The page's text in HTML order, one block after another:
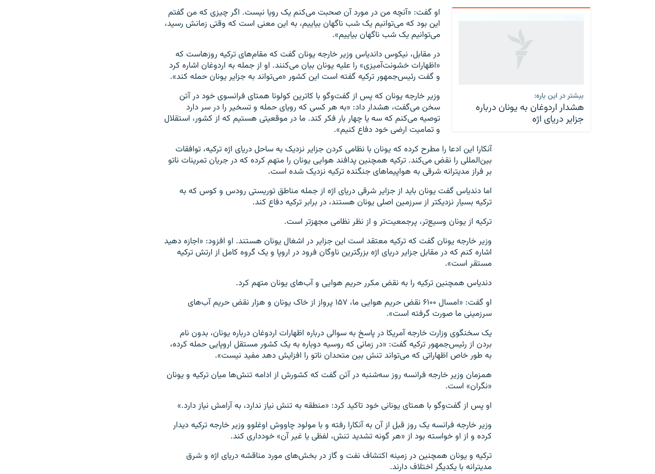
بیشتر در این باره:
هشدار اردوغان به یونان درباره
جزایر دریای اژه
او گفت: «آنچه من در مورد آن صحبت می‌کنم یک رویا نیست. اگر چیزی که من گفتم
این بود که می‌توانیم یک شب ناگهان بیاییم، به این معنی است که وقتی زمانش رسید،
می‌توانیم یک شب ناگهان بیاییم».
در مقابل، نیکوس داندیاس وزیر خارجه یونان گفت که مقام‌های ترکیه روزهاست که
«اظهارات خشونت‌آمیزی» را علیه یونان بیان می‌کنند. او از جمله به اردوغان اشاره کرد
و گفت رئیس‌جمهور ترکیه گفته است این کشور «می‌تواند به جزایر یونان حمله کند».
وزیر خارجه یونان که پس از گفت‌وگو با کاترین کولونا همتای فرانسوی خود در آتن
سخن می‌گفت، هشدار داد: «به هر کسی که رویای حمله و تسخیر را در سر دارد
توصیه می‌کنم که سه یا چهار بار فکر کند. ما در موقعیتی هستیم که از کشور، استقلال
و تمامیت ارضی خود دفاع کنیم».
آنکارا این ادعا را مطرح کرده که یونان با نظامی کردن جزایر نزدیک به ساحل دریای اژه ترکیه، توافقات
بین‌المللی را نقض می‌کند. ترکیه همچنین پدافند هوایی یونان را متهم کرده که در جریان تمرینات ناتو
بر فراز مدیترانه شرقی به هواپیماهای جنگنده‌ ترکیه نزدیک شده است.
اما دندیاس گفت یونان باید از جزایر شرقی دریای اژه از جمله مناطق توریستی رودس و کوس که به
ترکیه بسیار نزدیکتر از سرزمین اصلی یونان هستند، در برابر ترکیه دفاع کند.
ترکیه از یونان وسیع‌تر، پرجمعیت‌تر و از نظر نظامی مجهزتر است.
وزیر خارجه یونان گفت که ترکیه معتقد است این جزایر در اشغال یونان هستند. او افزود: «اجازه دهید
اشاره کنم که در مقابل جزایر دریای اژه بزرگترین ناوگان فرود در اروپا و یک گروه کامل از ارتش ترکیه
مستقر است».
دندیاس همچنین ترکیه را به نقض مکرر حریم هوایی و آب‌های یونان متهم کرد.
او گفت: «امسال ۶۱۰۰ نقض حریم هوایی ما، ۱۵۷ پرواز از خاک یونان و هزار نقض حریم آب‌های
سرزمینی ما صورت گرفته است».
یک سخنگوی وزارت خارجه آمریکا در پاسخ به سوالی درباره اظهارات اردوغان درباره یونان، بدون نام
بردن از رئیس‌جمهور ترکیه گفت: «در زمانی که روسیه دوباره به یک کشور مستقل اروپایی حمله کرده،
به طور خاص اظهاراتی که می‌تواند تنش بین متحدان ناتو را افزایش دهد مفید نیست».
همزمان وزیر خارجه فرانسه روز سه‌شنبه در آتن گفت که کشورش از ادامه تنش‌ها میان ترکیه و یونان
«نگران» است.
او پس از گفت‌وگو با همتای یونانی خود تاکید کرد: «منطقه به تنش نیاز ندارد، به آرامش نیاز دارد.»
وزیر خارجه فرانسه یک روز قبل از آن به آنکارا رفته و با مولود چاووش اوغلوو وزیر خارجه ترکیه دیدار
کرده و از او خواسته بود از «هر گونه تشدید تنش، لفظی یا غیر آن» خودداری کند.
ترکیه و یونان همچنین در زمینه اکتشاف نفت و گاز در بخش‌های مورد مناقشه دریای اژه و شرق
مدیترانه با یکدیگر اختلاف دارند.